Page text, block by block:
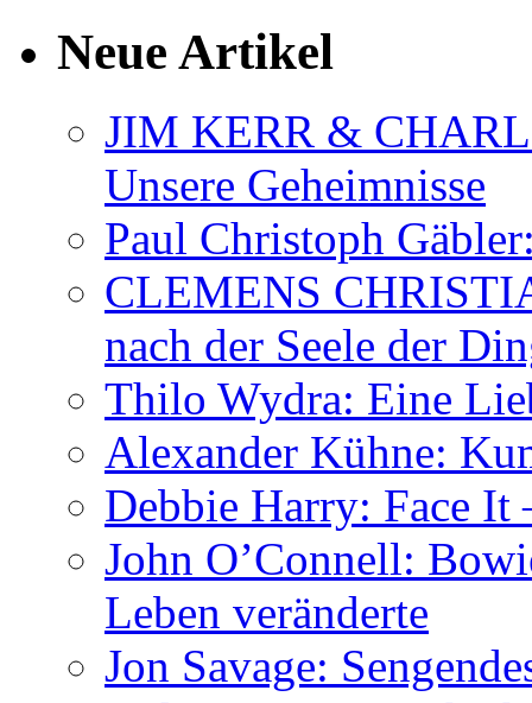
Neue Artikel
JIM KERR &
Unsere Geheimnisse
Paul Christoph
CLEMENS
nach der Seele der
Thilo Wydra: Eine
Alexander Kühne:
Debbie Harry: Face
John O’Connell:
Leben veränderte
Jon Savage: